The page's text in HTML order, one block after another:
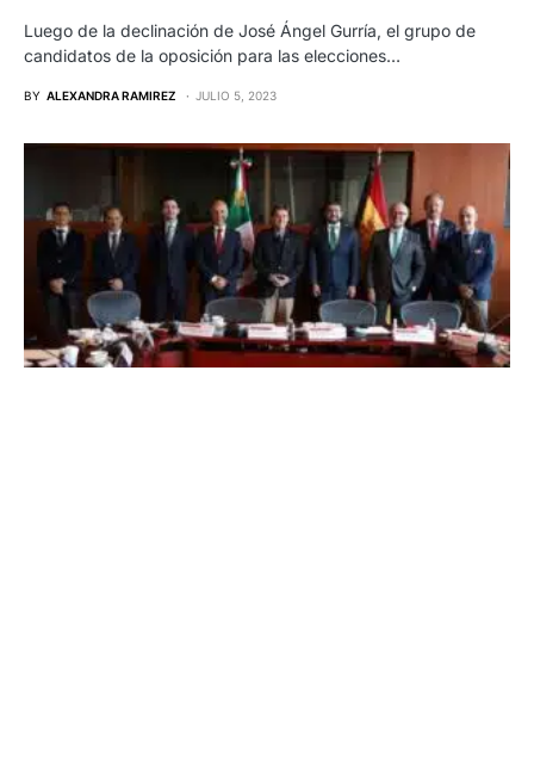
Luego de la declinación de José Ángel Gurría, el grupo de
candidatos de la oposición para las elecciones…
BY ALEXANDRA RAMIREZ JULIO 5, 2023